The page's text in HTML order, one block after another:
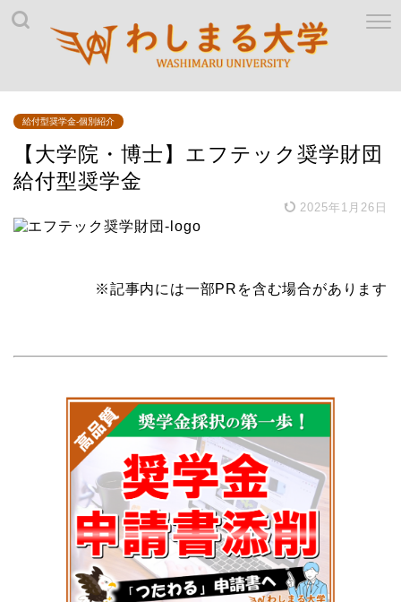
給付型奨学金-個別紹介
【大学院・博士】エフテック奨学財団
給付型奨学金
2025年1月26日
※記事内には一部PRを含む場合があります